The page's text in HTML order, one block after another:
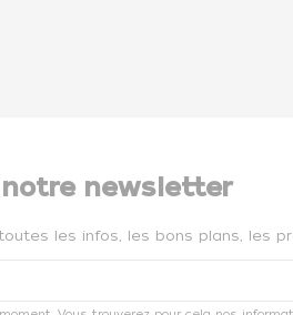
newsletter
les infos, les bons plans, les